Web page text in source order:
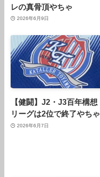
レの真骨頂やちゃ
2026年6月9日
【健闘】J2・J3百年構想
リーグは2位で終了やちゃ
2026年6月7日